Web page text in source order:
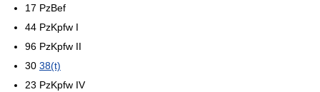
17 PzBef
44 PzKpfw I
96 PzKpfw II
30 38(t)
23 PzKpfw IV